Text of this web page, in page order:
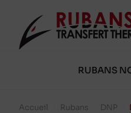
RUBANS
Accueil Rubans DNP